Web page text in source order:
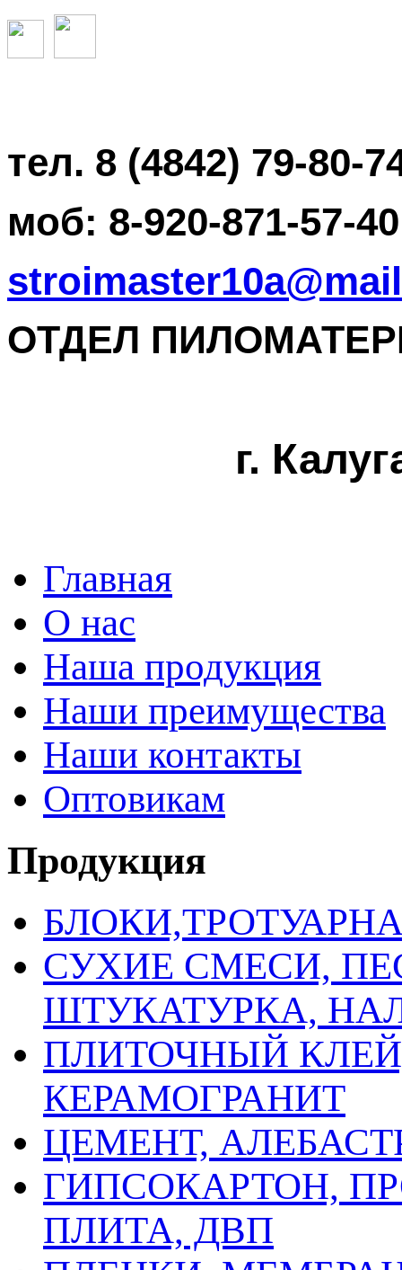
тел. 8 (4842) 79-80-
моб: 8-920-871-57-40
ОТДЕЛ
г.
Главная
О нас
Наша продукция
Наши преимущества
Наши контакты
Оптовикам
Продукция
СУХИЕ СМЕСИ,
ШТУКАТУРКА,
ПЛИТОЧНЫЙ
КЕРАМОГРАНИТ
ЦЕМЕНТ,
ГИПСОКАРТОН,
ПЛИТА, ДВП